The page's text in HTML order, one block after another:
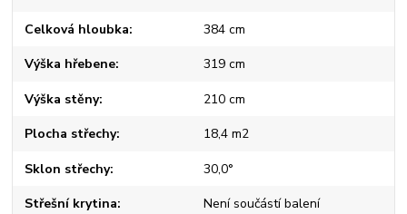
Celková hloubka 384 cm
Výška hřebene 319 cm
Výška stěny 210 cm
Plocha střechy 18,4 m2
Sklon střechy 30,0°
Střešní krytina Není součástí balení